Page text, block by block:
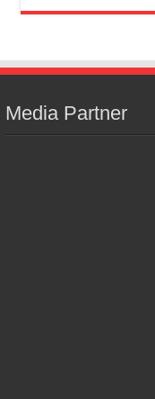
Media Partner